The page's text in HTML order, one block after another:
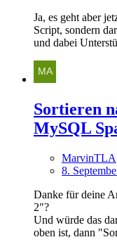
Ja, es geht aber
Script, sondern
und dabei
Sortieren
MySQL
MarvinTLA
8.
Danke für deine
2"?
Und würde das
oben ist, dann